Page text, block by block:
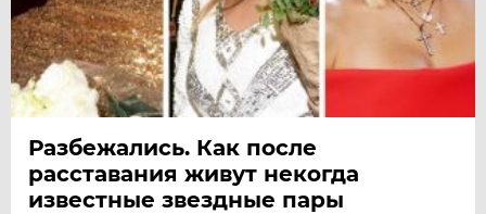
Разбежались. Как после
расставания живут некогда
известные звездные пары